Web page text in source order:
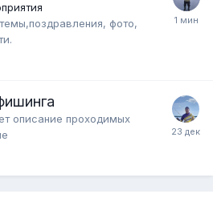
фото,
описание проходимых